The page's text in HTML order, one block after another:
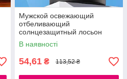
Мужской освежающий
отбеливающий
солнцезащитный лосьон
SPF90+PA+++ SADOER, 50г.
В наявності
54,61 ₴ 113,52 ₴